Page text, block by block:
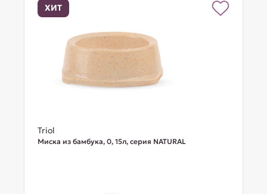
ХИТ
Triol
Миска из бамбука, 0, 15л, серия NATURAL